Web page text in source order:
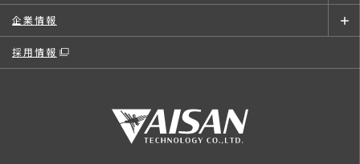
企業情報
採用情報